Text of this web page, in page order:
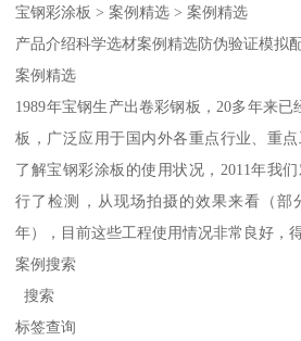
宝钢彩涂板 > 案例精选 > 案例精选
产品介绍科学选材案例精选防伪验证模拟
案例精选
1989年宝钢生产出卷彩钢板，20多年来已
板，广泛应用于国内外各重点行业、重
了解宝钢彩涂板的使用状况，2011年我
行了检测，从现场拍摄的效果来看（部
年），目前这些工程使用情况非常良好，
案例搜索
搜索
标签查询